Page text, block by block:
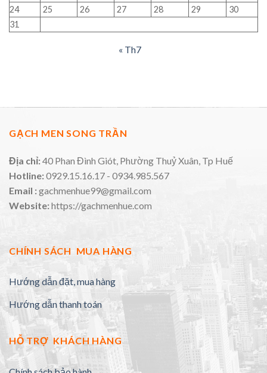
24
25 26 27 28 29
30
31
« Th7
GẠCH MEN SONG TRẦN
Địa chỉ:40 Phan Đình Giót, Phường Thuỷ Xuân, Tp Huế
Hotline:0929.15.16.17 - 0934.985.567
Email :gachmenhue99@gmail.com
Website:https://gachmenhue.com
CHÍNH SÁCH MUA HÀNG
Hướng dẫn đặt, mua hàng
Hướng dẫn thanh toán
HỖ TRỢ KHÁCH HÀNG